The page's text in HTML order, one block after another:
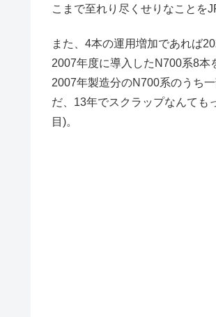
こまで至れり尽くせりなことを
また、4本の運用増加であれば
2007年度に導入したN700系8本
2007年製造分のN700系のうち
だ、13年でスクラップなんても
目)。